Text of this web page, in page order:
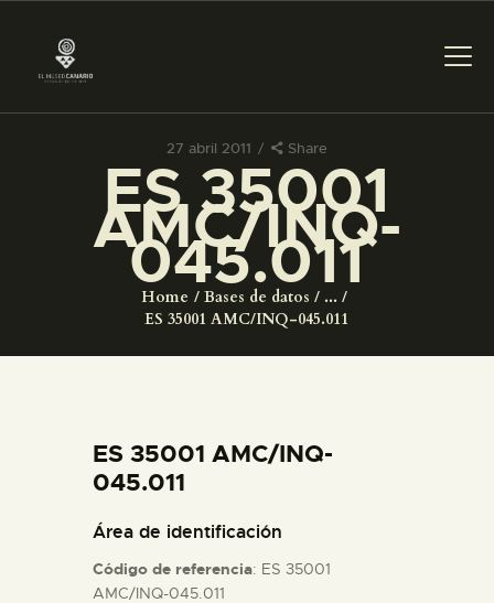
27 abril 2011 Share
ES 35001
AMC/INQ-
045.011
Home Bases de datos
...
ES 35001 AMC/INQ-045.011
PREPARAR LA VISITA
ACTIVIDADES
COLECCIONES
ESPAÑOL
ES 35001 AMC/INQ-
045.011
Área de identificación
Código de referencia: ES 35001
AMC/INQ-045.011